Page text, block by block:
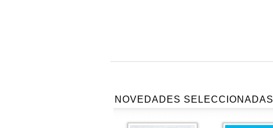
NOVEDADES SELECCIONADAS